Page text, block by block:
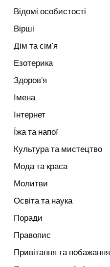
Відомі особистості
Вірші
Дім та сім'я
Езотерика
Здоров’я
Імена
Інтернет
Їжа та напої
Культура та мистецтво
Мода та краса
Молитви
Освіта та наука
Поради
Правопис
Привітання та побажання